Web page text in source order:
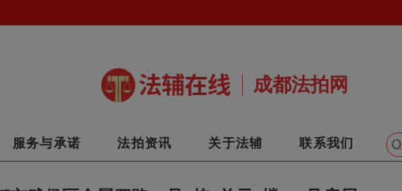
成都法拍网
服务与承诺 法拍资讯 关于法辅 联系我们